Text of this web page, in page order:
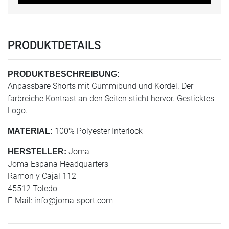
PRODUKTDETAILS
PRODUKTBESCHREIBUNG:
Anpassbare Shorts mit Gummibund und Kordel. Der
farbreiche Kontrast an den Seiten sticht hervor. Gesticktes
Logo.
MATERIAL: 100% Polyester Interlock
HERSTELLER: Joma
Joma Espana Headquarters
Ramon y Cajal 112
45512 Toledo
E-Mail: info@joma-sport.com